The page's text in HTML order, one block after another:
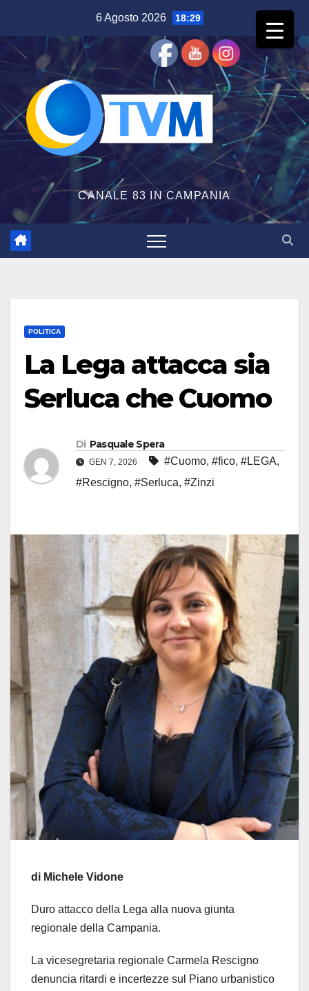
contenuto
6 Agosto 2026 18:29
CANALE 83 IN CAMPANIA
POLITICA
La Lega attacca sia
Serluca che Cuomo
Di Pasquale Spera
GEN 7, 2026 #Cuomo, #fico, #LEGA,
#Rescigno, #Serluca, #Zinzi
di Michele Vidone
Duro attacco della Lega alla nuova giunta
regionale della Campania.
La vicesegretaria regionale Carmela Rescigno
denuncia ritardi e incertezze sul Piano urbanistico